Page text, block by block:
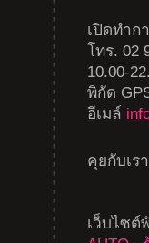
เปิดทำก
โทร. 02
10.00-
พิกัด
อีเมล์
คุยกับเร
เว็บไซ